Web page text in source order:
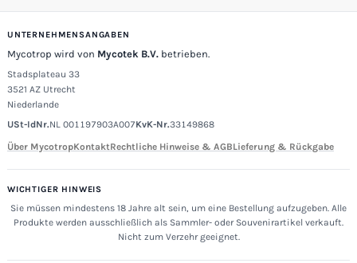
UNTERNEHMENSANGABEN
Mycotrop wird von Mycotek B.V. betrieben.
Stadsplateau 33
3521 AZ Utrecht
Niederlande
USt-IdNr.NL 001197903A007KvK-Nr.33149868
Über MycotropKontaktRechtliche Hinweise & AGBLieferung & Rückgabe
WICHTIGER HINWEIS
Sie müssen mindestens 18 Jahre alt sein, um eine Bestellung aufzugeben. Alle
Produkte werden ausschließlich als Sammler- oder Souvenirartikel verkauft.
Nicht zum Verzehr geeignet.